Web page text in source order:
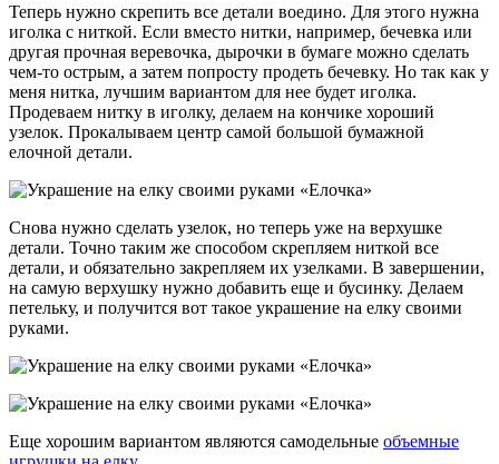
Теперь нужно скрепить все детали воедино. Для этого нужна
иголка с ниткой. Если вместо нитки, например, бечевка или
другая прочная веревочка, дырочки в бумаге можно сделать
чем-то острым, а затем попросту продеть бечевку. Но так как у
меня нитка, лучшим вариантом для нее будет иголка.
Продеваем нитку в иголку, делаем на кончике хороший
узелок. Прокалываем центр самой большой бумажной
елочной детали.
Снова нужно сделать узелок, но теперь уже на верхушке
детали. Точно таким же способом скрепляем ниткой все
детали, и обязательно закрепляем их узелками. В завершении,
на самую верхушку нужно добавить еще и бусинку. Делаем
петельку, и получится вот такое украшение на елку своими
руками.
Еще хорошим вариантом являются самодельные объемные